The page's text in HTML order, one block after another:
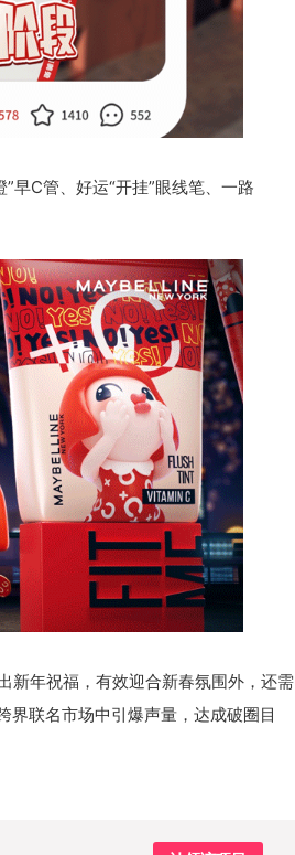
C管、好运“开挂”眼线笔、一路
新年祝福，有效迎合新春氛围外，还需
界联名市场中引爆声量，达成破圈目